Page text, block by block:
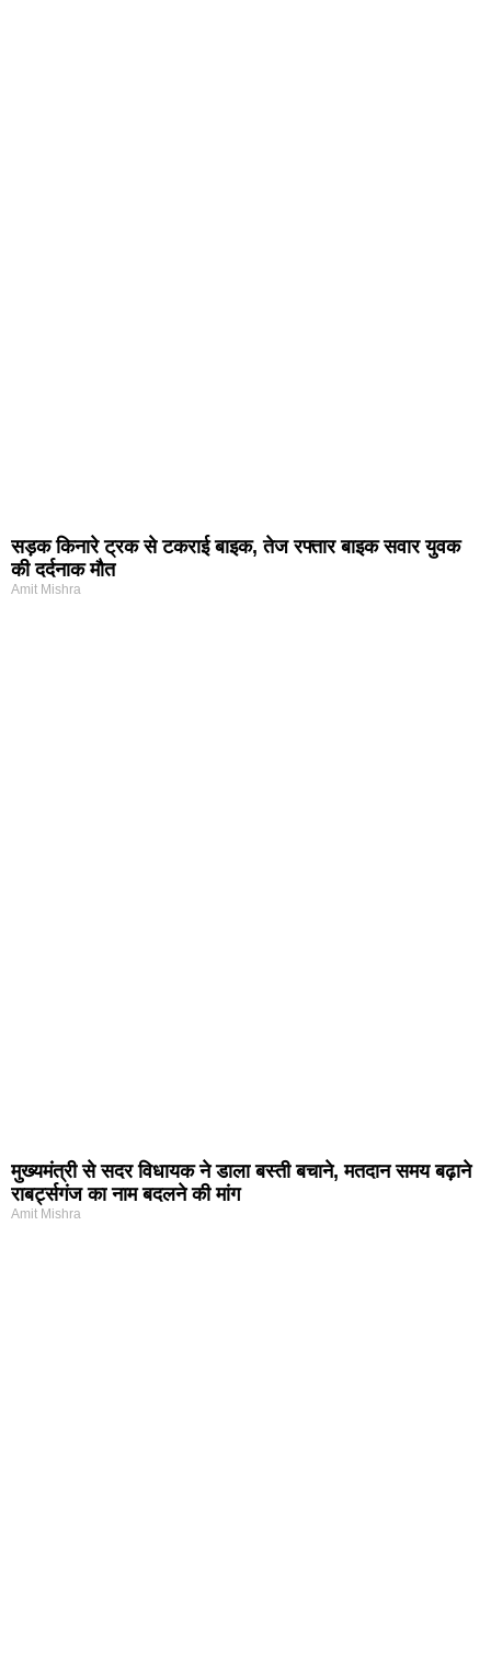
सड़क किनारे ट्रक से टकराई बाइक, तेज रफ्तार बाइक सवार युवक
की दर्दनाक मौत
Amit Mishra
मुख्यमंत्री से सदर विधायक ने डाला बस्ती बचाने, मतदान समय बढ़ाने
राबर्ट्सगंज का नाम बदलने की मांग
Amit Mishra